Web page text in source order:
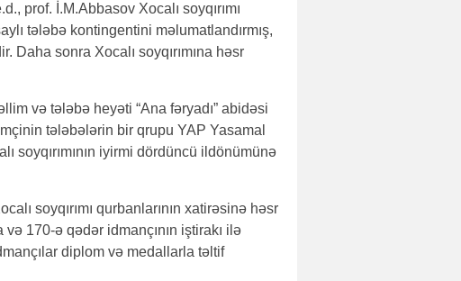
prof. İ.M.Abbasov Xocalı soyqırımı
tələbə kontingentini məlumatlandırmış,
sonra Xocalı soyqırımına həsr
və tələbə heyəti “Ana fəryadı” abidəsi
tələbələrin bir qrupu YAP Yasamal
soyqırımının iyirmi dördüncü ildönümünə
soyqırımı qurbanlarının xatirəsinə həsr
170-ə qədər idmançının iştirakı ilə
diplom və medallarla təltif